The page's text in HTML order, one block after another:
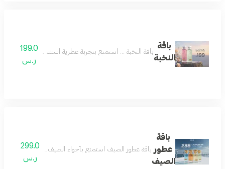
باقة
النخبة
باقة النخبة ... استمتع بتجربة عطرية استثنائية مع باقة النخبة، عطرين بحجم 160 مل من مجموعتنا المميزة بسعر خاص. فرصة رائعة للاستمتاع
199.0
ر.س
باقة
عطور
الصيف
باقة عطور الصيف استمتع بأجواء الصيف المنعشة مع باقة
299.0
ر.س